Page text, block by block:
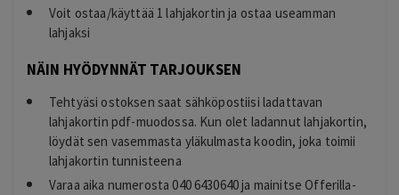
Voit ostaa/käyttää 1 lahjakortin ja ostaa useamman
lahjaksi
NÄIN HYÖDYNNÄT TARJOUKSEN
Tehtyäsi ostoksen saat sähköpostiisi ladattavan
lahjakortin pdf-muodossa. Kun olet ladannut lahjakortin,
löydät sen vasemmasta yläkulmasta koodin, joka toimii
lahjakortin tunnisteena
Varaa aika numerosta 040 6430640 ja mainitse Offerilla-